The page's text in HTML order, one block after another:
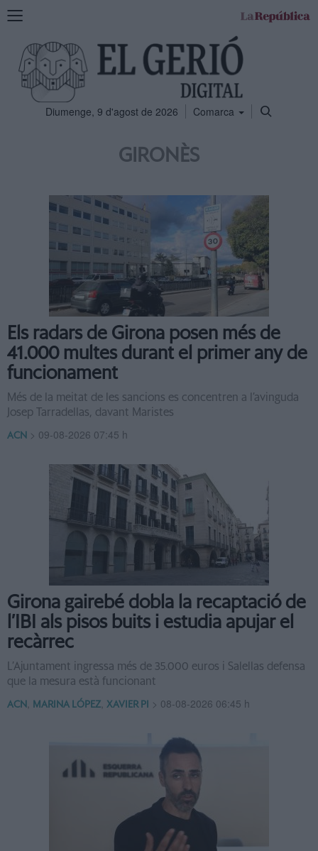
Mostra
navegació
Diumenge, 9 d'agost de 2026 Comarca
GIRONÈS
Els radars de Girona posen més de
41.000 multes durant el primer any de
funcionament
Més de la meitat de les sancions es concentren a l’avinguda
Josep Tarradellas, davant Maristes
ACN > 09-08-2026 07:45 h
Girona gairebé dobla la recaptació de
l’IBI als pisos buits i estudia apujar el
recàrrec
L’Ajuntament ingressa més de 35.000 euros i Salellas defensa
que la mesura està funcionant
ACN , MARINA LÓPEZ, XAVIER PI > 08-08-2026 06:45 h